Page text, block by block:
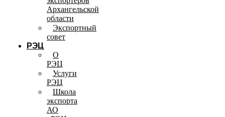
Архангельской
области
Экспортный
совет
РЭЦ
О
РЭЦ
Услуги
РЭЦ
Школа
экспорта
АО